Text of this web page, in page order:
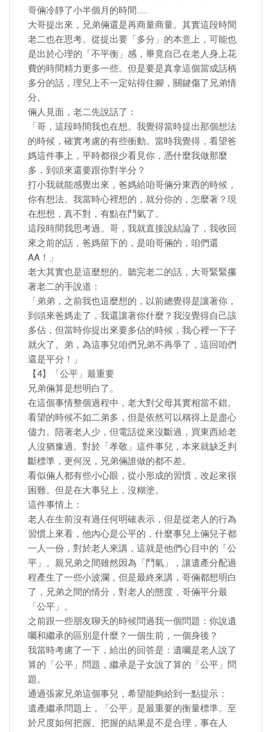
哥倆冷靜了小半個月的時間……
大哥提出來，兄弟倆還是再商量商量。其實這段時間
老二也在思考。從提出要「多分」的本意上，可能也
是出於心理的「不平衡」感，畢竟自己在老人身上花
費的時間精力更多一些。但是要是真拿這個當成話柄
多分的話，理兒上不一定站得住腳，關鍵傷了兄弟情
分。
倆人見面，老二先說話了：
「哥，這段時間我也在想。我覺得當時提出那個想法
的時候，確實考慮的有些衝動。當時我覺得，看望爸
媽這件事上，平時都很少看見你，憑什麼我做那麼
多，到頭來還要跟你對半分？
打小我就能感覺出來，爸媽給咱哥倆分東西的時候，
你有想法。我當時心裡想的，就分你的，怎麼著？現
在想想，真不對，有點在鬥氣了。
這段時間我思考過。哥，我就直接說結論了，我收回
來之前的話，爸媽留下的，是咱哥倆的，咱們還
AA！」
老大其實也是這麼想的。聽完老二的話，大哥緊緊攥
著老二的手說道：
「弟弟，之前我也這麼想的，以前總覺得是讓著你，
到頭來爸媽走了，我還讓著你什麼？我沒覺得自己該
多佔，但當時你提出來要多佔的時候，我心裡一下子
就火了。弟，為這事兒咱們兄弟不再爭了，這回咱們
還是平分！」
【4】「公平」最重要
兄弟倆算是想明白了。
在這個事情整個過程中，老大對父母其實相當不錯。
看望的時候不如二弟多，但是依然可以稱得上是盡心
儘力。陪著老人少，但電話從來沒斷過，買東西給老
人沒猶豫過。對於「孝敬」這件事兒，本來就缺乏判
斷標準，更何況，兄弟倆誰做的都不差。
看似倆人都有些小心眼，從小形成的習慣，改起來很
困難。但是在大事兒上，沒糊塗。
這件事情上：
老人在生前沒有過任何明確表示，但是從老人的行為
習慣上來看，他內心是公平的，什麼事兒上倆兒子都
一人一份，對於老人來講，這就是他們心目中的「公
平」。親兄弟之間雖然因為「鬥氣」，讓遺產分配過
程產生了一些小波瀾，但是最終來講，哥倆都想明白
了，兄弟之間的情分，對老人的態度，哥倆平分最
「公平」。
之前跟一些朋友聊天的時候問過我一個問題：你說遺
囑和繼承的區別是什麼？一個生前，一個身後？
我當時考慮了一下，給出的回答是：遺囑是老人說了
算的「公平」問題，繼承是子女說了算的「公平」問
題。
通過張家兄弟這個事兒，希望能夠給到一點提示：
遺產繼承問題上，「公平」是最重要的衡量標準。至
於尺度如何把握、把握的結果是不是合理，事在人